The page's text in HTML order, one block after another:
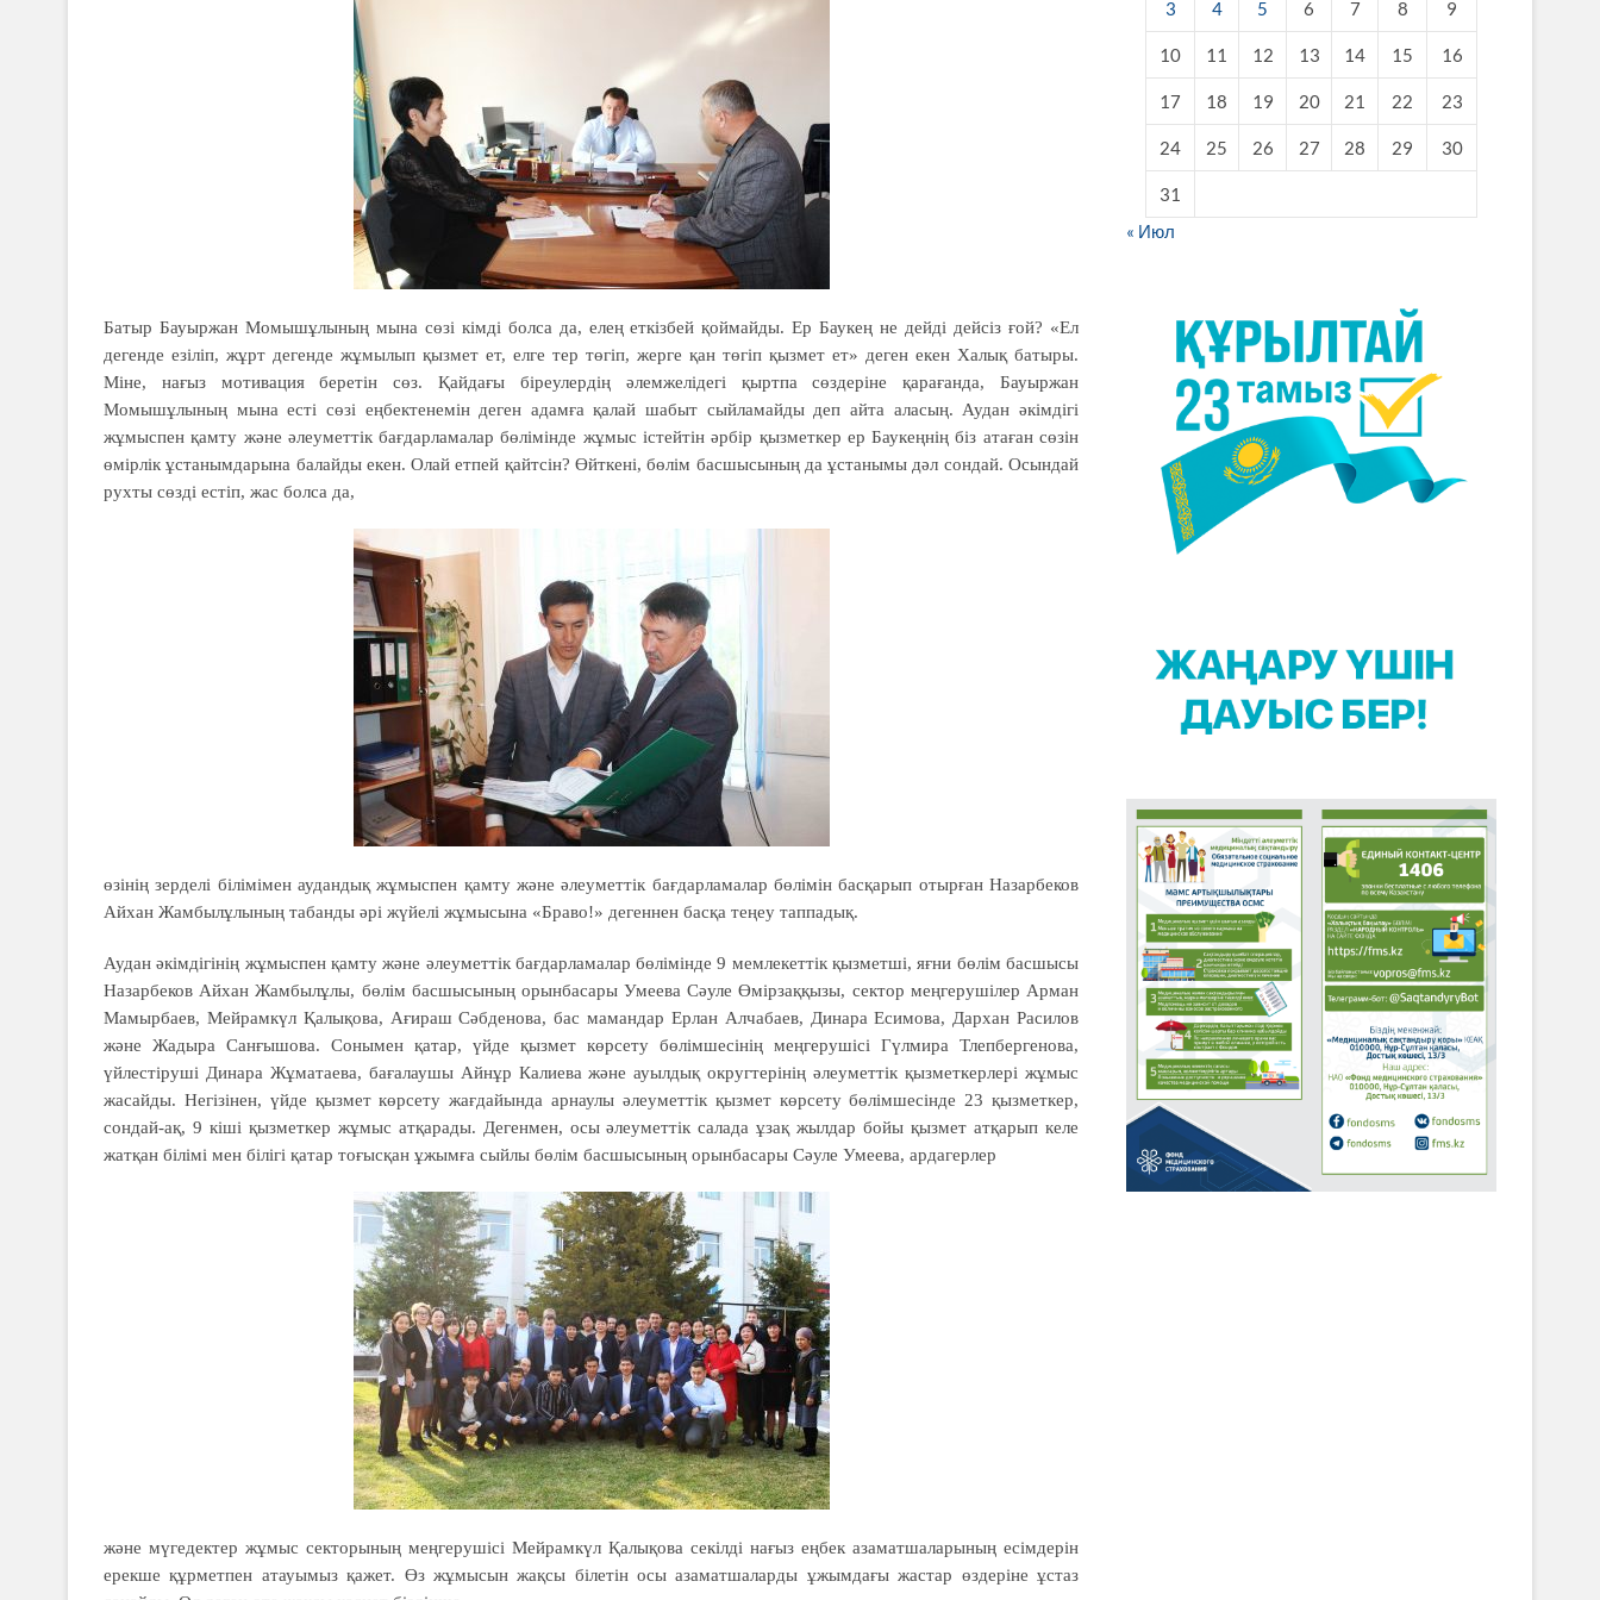
Батыр Бауыржан Момышұлының мына сөзі кімді болса да, елең еткізбей қоймайды. Ер Баукең не дейді дейсіз ғой? «Ел
дегенде езіліп, жұрт дегенде жұмылып қызмет ет, елге тер төгіп, жерге қан төгіп қызмет ет» деген екен Халық батыры.
Міне, нағыз мотивация беретін сөз. Қайдағы біреулердің әлемжелідегі қыртпа сөздеріне қарағанда, Бауыржан
Момышұлының мына есті сөзі еңбектенемін деген адамға қалай шабыт сыйламайды деп айта аласың. Аудан әкімдігі
жұмыспен қамту және әлеуметтік бағдарламалар бөлімінде жұмыс істейтін әрбір қызметкер ер Баукеңнің біз атаған сөзін
өмірлік ұстанымдарына балайды екен. Олай етпей қайтсін? Өйткені, бөлім басшысының да ұстанымы дәл сондай. Осындай
рухты сөзді естіп, жас болса да,
өзінің зерделі білімімен аудандық жұмыспен қамту және әлеуметтік бағдарламалар бөлімін басқарып отырған Назарбеков
Айхан Жамбылұлының табанды әрі жүйелі жұмысына «Браво!» дегеннен басқа теңеу таппадық.
Аудан әкімдігінің жұмыспен қамту және әлеуметтік бағдарламалар бөлімінде 9 мемлекеттік қызметші, яғни бөлім басшысы
Назарбеков Айхан Жамбылұлы, бөлім басшысының орынбасары Умеева Сәуле Өмірзаққызы, сектор меңгерушілер Арман
Мамырбаев, Мейрамкүл Қалықова, Ағираш Сәбденова, бас мамандар Ерлан Алчабаев, Динара Есимова, Дархан Расилов
және Жадыра Санғышова. Сонымен қатар, үйде қызмет көрсету бөлімшесінің меңгерушісі Гүлмира Тлепбергенова,
үйлестіруші Динара Жұматаева, бағалаушы Айнұр Калиева және ауылдық округтерінің әлеумет­тік қызметкерлері жұмыс
жасайды. Негізінен, үйде қызмет көрсету жағдайында арнаулы әлеуметтік қызмет көрсету бөлімшесінде 23 қызметкер,
сондай-ақ, 9 кіші қызметкер жұмыс атқарады. Дегенмен, осы әлеуметтік салада ұзақ жылдар бойы қызмет атқарып келе
жатқан білімі мен білігі қатар тоғысқан ұжымға сыйлы бөлім басшысының орынбасары Сәуле Умеева, ардагерлер
және мүгедектер жұмыс секторының меңгерушісі Мейрамкүл Қалықова секілді нағыз еңбек азаматшаларының есімдерін
ерекше құрметпен атауымыз қажет. Өз жұмысын жақсы білетін осы азаматшаларды ұжымдағы жастар өздеріне ұстаз
3 4 5 6 7 8 9
10 11 12 13 14 15 16
17 18 19 20 21 22 23
24 25 26 27 28 29 30
31
« Июл